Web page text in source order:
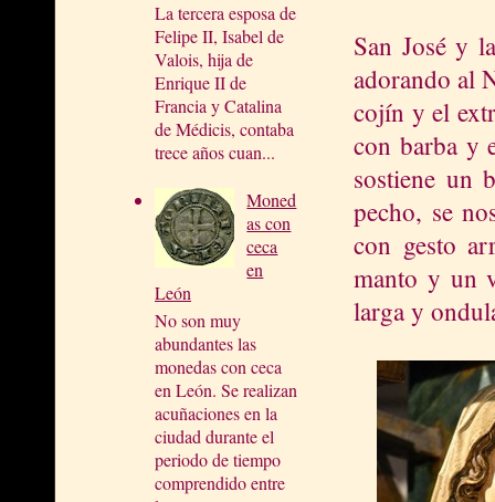
La tercera esposa de
Felipe II, Isabel de
Valois, hija de
Enrique II de
Francia y Catalina
de Médicis, contaba
trece años cuan...
Moned
as con
ceca
en
León
No son muy
abundantes las
monedas con ceca
en León. Se realizan
acuñaciones en la
ciudad durante el
periodo de tiempo
comprendido entre
San José y
adorando al
cojín y el
con barba y
sostiene un
pecho, se
con gesto
manto y un
larga y